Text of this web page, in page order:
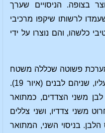
בצופה. הניסויים שערך
לרשותו שיקפו מרכיבי
כלשהו, והם נוצרו על ידי
מערכת פשוטה שכללה משטח
אופקי וגוף בצורת חרוט המונח עליו, שניהם לבנים (איור 19).
משני הצדדים, כמתואר
משני צדדיו, ושני צללים
בניסוי השני, המתואר